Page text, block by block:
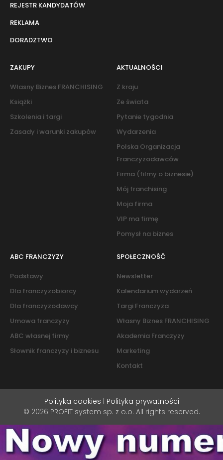
REJESTR KANDYDATÓW
REKLAMA
DORADZTWO
ZAKUPY
Własny Biznes FRANCHISING
Książki
Szkolenia i targi
Zasady i warunki zakupów
AKTUALNOŚCI
Z kraju
Ze świata
Pytanie tygodnia
Wydarzenia
Polska Organizacja
Franczyzodawców
Firma (filmy o biznesie)
Mój franchising
Moja firma
VIP ma firmę
Pomysł na biznes
ABC FRANCZYZY
Podstawy
Dla franczyzobiorcy
Dla franczyzodawcy
Umowa franczyzy
ABC własnej firmy
Słownik franczyzy i biznesu
SPOŁECZNOŚĆ
Newsletter
Kalendarium wydarzeń
Targi Franczyza
Własny Biznes FRANCHISING
Akademia Franczyzy
Marketing
Kontakt
Polityka cookies
Polityka prywatności
© 2026 PROFIT system sp. z o.o. All rights reserved.